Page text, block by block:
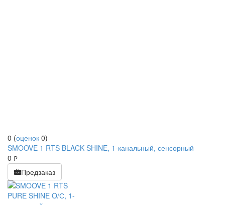
0 (оценок 0)
SMOOVE 1 RTS BLACK SHINE, 1-канальный, сенсорный
0 руб.
Предзаказ